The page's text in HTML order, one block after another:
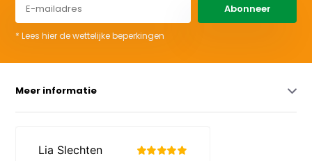
Abonneer
* Lees hier de wettelijke beperkingen
Meer informatie